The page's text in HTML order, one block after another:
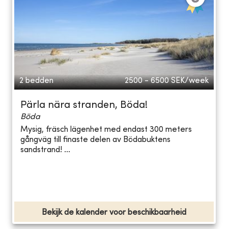
2 bedden 2500 - 6500 SEK/week
Pärla nära stranden, Böda!
Böda
Mysig, fräsch lägenhet med endast 300 meters
gångväg till finaste delen av Bödabuktens
sandstrand! ...
Bekijk de kalender voor beschikbaarheid